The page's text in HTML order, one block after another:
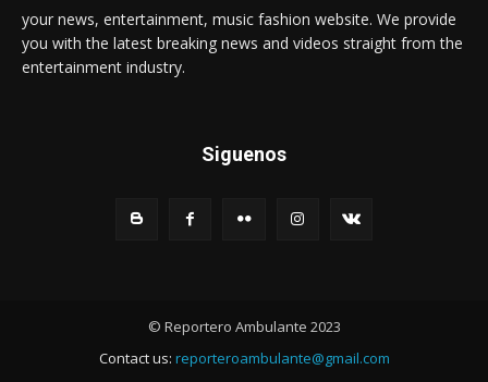
your news, entertainment, music fashion website. We provide
you with the latest breaking news and videos straight from the
entertainment industry.
Siguenos
© Reportero Ambulante 2023
Contact us: reporteroambulante@gmail.com